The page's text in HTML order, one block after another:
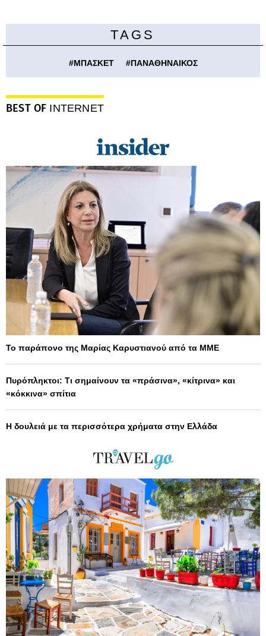
TAGS
#ΜΠΑΣΚΕΤ #ΠΑΝΑΘΗΝΑΙΚΟΣ
BEST OF INTERNET
Το παράπονο της Μαρίας Καρυστιανού από τα ΜΜΕ
Πυρόπληκτοι: Τι σημαίνουν τα «πράσινα», «κίτρινα» και
«κόκκινα» σπίτια
Η δουλειά με τα περισσότερα χρήματα στην Ελλάδα